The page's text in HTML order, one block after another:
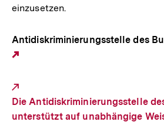
einzusetzen.
Antidiskriminierungsstelle des
Die Antidiskriminierungsstelle
unterstützt auf unabhängige